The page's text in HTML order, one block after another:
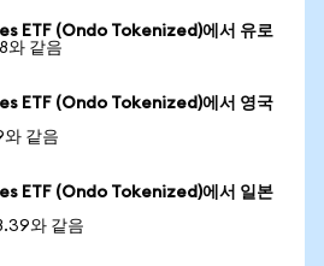
ETF (Ondo Tokenized)에서 유로
와 같음
ETF (Ondo Tokenized)에서 영국
같음
ETF (Ondo Tokenized)에서 일본
와 같음